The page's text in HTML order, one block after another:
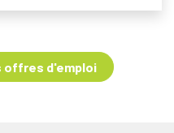
offres d'emploi